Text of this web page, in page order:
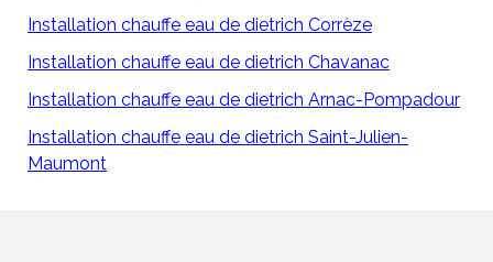
Installation chauffe eau de dietrich Corrèze
Installation chauffe eau de dietrich Chavanac
Installation chauffe eau de dietrich Arnac-Pompadour
Installation chauffe eau de dietrich Saint-Julien-
Maumont